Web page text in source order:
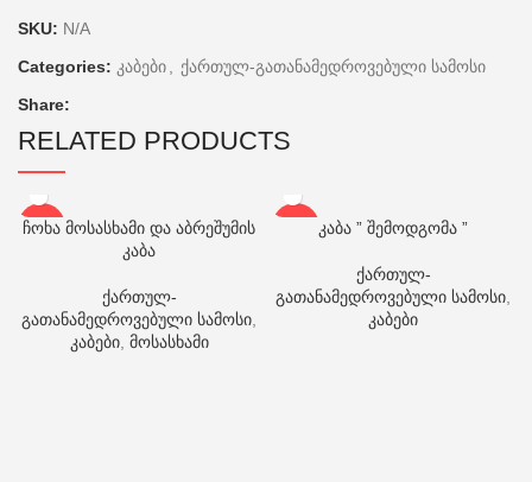
SKU: N/A
Categories: კაბები
ქართულ-გათანამედროვებული სამოსი
Share:
RELATED PRODUCTS
-22%
ჩოხა მოსასხამი და აბრეშუმის
კაბა
ქართულ-
გათანამედროვებული სამოსი
კაბები, მოსასხამი
კაბა ” შემოდგომა ”
ქართულ-
გათანამედროვებული სამოსი
კაბები